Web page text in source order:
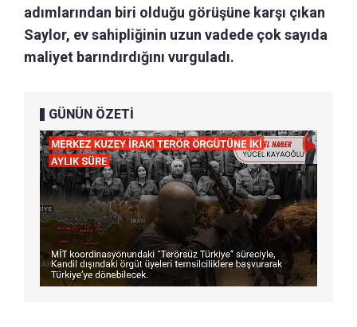
adımlarından biri olduğu görüşüne karşı çıkan
Saylor, ev sahipliğinin uzun vadede çok sayıda
maliyet barındırdığını vurguladı.
GÜNÜN ÖZETİ